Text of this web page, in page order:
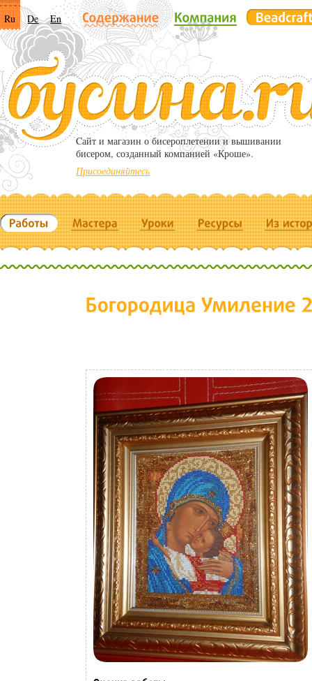
Ru De En
Cайт и магазин о бисероплетении и вышивании
бисером, созданный компанией «Кроше».
Присоединяйтесь